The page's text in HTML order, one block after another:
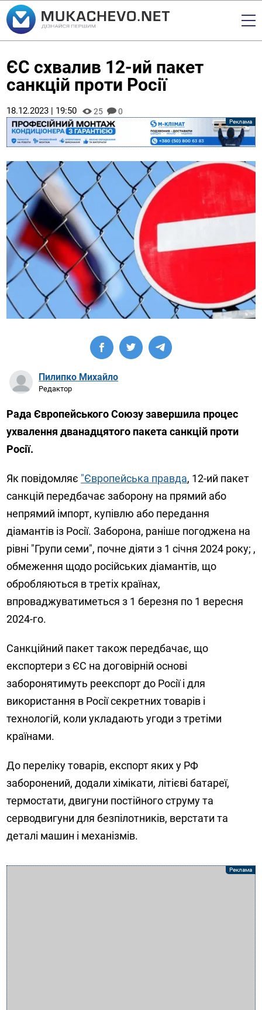
ЄС схвалив 12-ий пакет
санкцій проти Росії
18.12.2023 | 19:50 25 0
Пилипко Михайло
Редактор
Рада Європейського Союзу завершила процес
ухвалення дванадцятого пакета санкцій проти
Росії.
Як повідомляє "Європейська правда, 12-ий пакет
санкцій передбачає заборону на прямий або
непрямий імпорт, купівлю або передання
діамантів із Росії. Заборона, раніше погоджена на
рівні "Групи семи", почне діяти з 1 січня 2024 року; ,
обмеження щодо російських діамантів, що
обробляються в третіх країнах,
впроваджуватиметься з 1 березня по 1 вересня
2024-го.
Санкційний пакет також передбачає, що
експортери з ЄС на договірній основі
заборонятимуть реекспорт до Росії і для
використання в Росії секретних товарів і
технологій, коли укладають угоди з третіми
країнами.
До переліку товарів, експорт яких у РФ
заборонений, додали хімікати, літієві батареї,
термостати, двигуни постійного струму та
серводвигуни для безпілотників, верстати та
деталі машин і механізмів.